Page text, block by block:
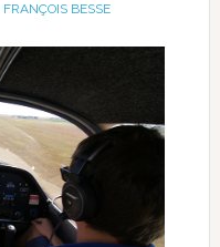
FRANÇOIS BESSE